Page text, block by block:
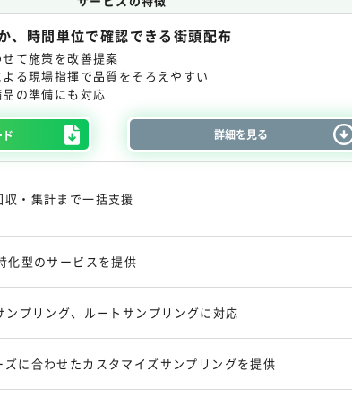
、時間単位で確認できる街頭配布
て施策を改善提案
る現場指揮で品質をそろえやすい
の準備にも対応
詳細を見る
・集計まで一括支援
化型のサービスを提供
プリング、ルートサンプリングに対応
に合わせたカスタマイズサンプリングを提供